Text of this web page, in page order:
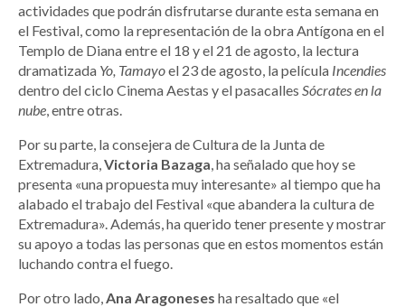
actividades que podrán disfrutarse durante esta semana en
el Festival, como la representación de la obra Antígona en el
Templo de Diana entre el 18 y el 21 de agosto, la lectura
dramatizada Yo, Tamayoel 23 de agosto, la película Incendies
dentro del ciclo Cinema Aestas y el pasacalles Sócrates en la
nube , entre otras.
Por su parte, la consejera de Cultura de la Junta de
Extremadura, Victoria Bazaga , ha señalado que hoy se
presenta «una propuesta muy interesante» al tiempo que ha
alabado el trabajo del Festival «que abandera la cultura de
Extremadura». Además, ha querido tener presente y mostrar
su apoyo a todas las personas que en estos momentos están
luchando contra el fuego.
Por otro lado, Ana Aragoneses ha resaltado que «el